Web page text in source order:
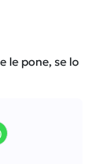
le pone, se lo